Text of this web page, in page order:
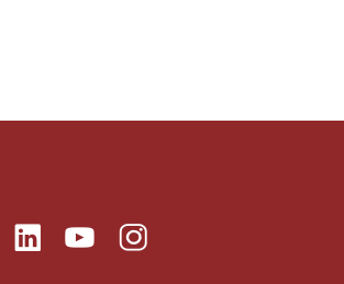
LinkedinYoutubeInstagram